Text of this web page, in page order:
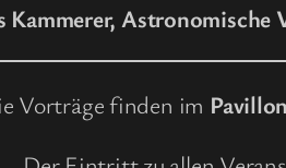
Kammerer, Astronomische
Vorträge finden im Pavillon